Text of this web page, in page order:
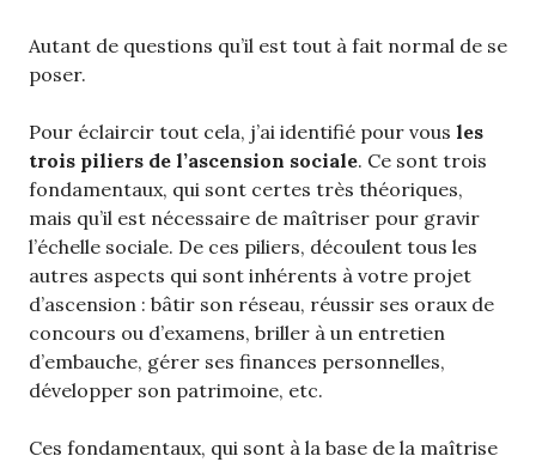
Autant de questions qu’il est tout à fait normal de se
poser.
Pour éclaircir tout cela, j’ai identifié pour vous les
trois piliers de l’ascension sociale. Ce sont trois
fondamentaux, qui sont certes très théoriques,
mais qu’il est nécessaire de maîtriser pour gravir
l’échelle sociale. De ces piliers, découlent tous les
autres aspects qui sont inhérents à votre projet
d’ascension : bâtir son réseau, réussir ses oraux de
concours ou d’examens, briller à un entretien
d’embauche, gérer ses finances personnelles,
développer son patrimoine, etc.
Ces fondamentaux, qui sont à la base de la maîtrise